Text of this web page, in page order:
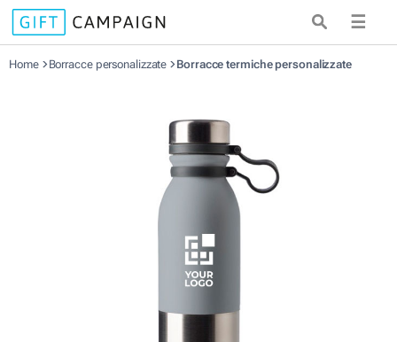
☰
Home Borracce personalizzate Borracce termiche personalizzate